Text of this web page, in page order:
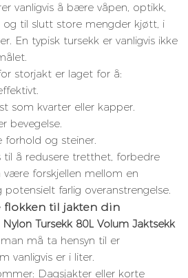
vanligvis å bære våpen, optikk,
til slutt store mengder kjøtt, i
En typisk tursekk er vanligvis ikke
storjakt er laget for å:
som kvarter eller kapper.
bevegelse.
forhold og steiner.
til å redusere tretthet, forbedre
være forskjellen mellom en
farlig overanstrengelse.
flokken til jakten din
må ta hensyn til er
vanligvis er i liter.
Dagsjakter eller korte